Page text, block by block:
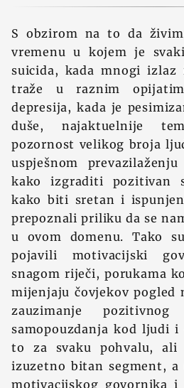
S obzirom na to da
vremenu u kojem je
suicida, kada mnogi
traže u raznim
depresija, kada je
duše, najaktuelnije
pozornost velikog broja
uspješnom
kako izgraditi pozitivan
kako biti sretan i
prepoznali priliku da se
u ovom domenu. Tako
pojavili motivacijski
snagom riječi, porukama
mijenjaju čovjekov pogled
zauzimanje
samopouzdanja kod ljudi
to za svaku pohvalu, ali
izuzetno bitan segment,
motivacijskog govornika i